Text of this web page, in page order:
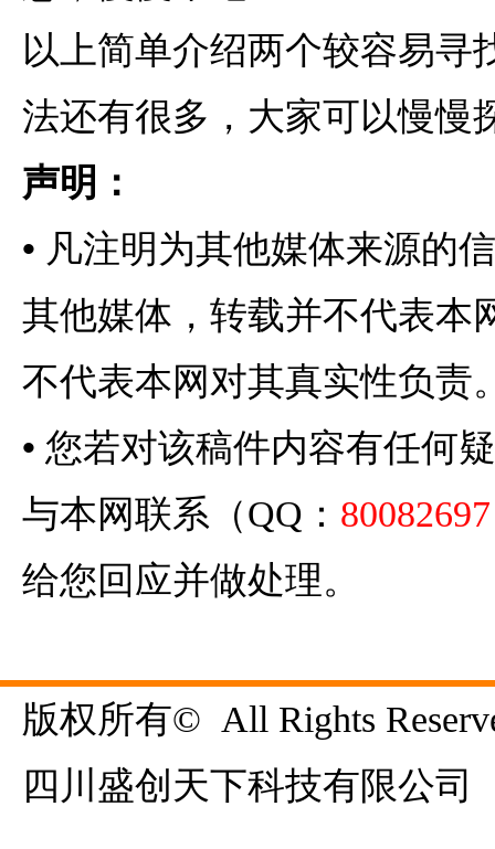
以上简单介绍两个较容易寻
法还有很多，大家可以慢慢
声明：
• 凡注明为其他媒体来源的
其他媒体，转载并不代表本
不代表本网对其真实性负责
• 您若对该稿件内容有任何
与本网联系（QQ： 80082697
给您回应并做处理。
版权所有©  All Rights